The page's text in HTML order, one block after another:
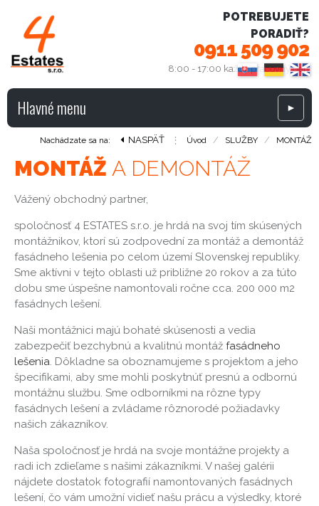
POTREBUJETE
PORADIŤ?
0911 509 902
8:00 - 17:00 každý pracovný deň
Hlavné menu ►
Nachádzate sa na: NASPÄŤ ⋮ Úvod / SLUŽBY / MONTÁŽ
MONTÁŽ A DEMONTÁŽ
Vážený obchodný partner,
spoločnosť 4 ESTATES s.r.o. je hrdá na svoj tím skúsených
montážnikov, ktorí sú zodpovední za montáž a demontáž
fasádneho lešenia po celom území Slovenskej republiky.
Sme aktívni v tejto oblasti už približne 20 rokov a za túto
dobu sme úspešne namontovali ročne cca. 200 000 m2
fasádnych lešení.
Naši montážnici majú bohaté skúsenosti a vedia
zabezpečiť bezchybnú a kvalitnú montáž fasádneho
lešenia. Dôkladne sa oboznamujeme s projektom a jeho
špecifikami, aby sme mohli poskytnúť presnú a odbornú
montážnu službu. Sme odborníkmi na rôzne typy
fasádnych lešení a zvládame rôznorodé požiadavky
našich zákazníkov.
Naša spoločnosť je hrdá na svoje montážne projekty a
radi ich zdieľame s našimi zákazníkmi. V našej galérii
nájdete dostatok fotografií namontovaných fasádnych
lešení, čo vám umožní vidieť našu prácu a výsledky, ktoré